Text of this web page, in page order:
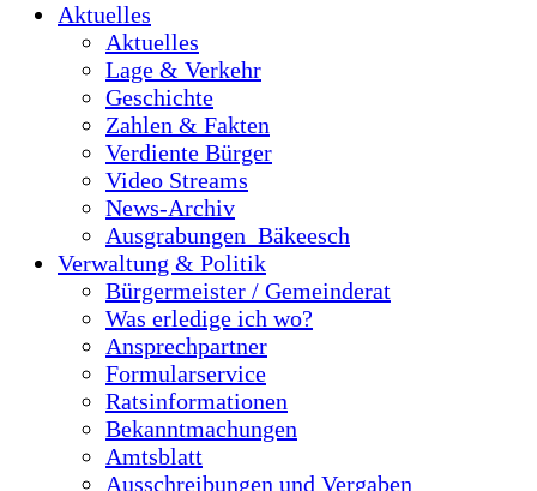
Aktuelles
Aktuelles
Lage & Verkehr
Geschichte
Zahlen & Fakten
Verdiente Bürger
Video Streams
News-Archiv
Ausgrabungen_Bäkeesch
Verwaltung & Politik
Bürgermeister / Gemeinderat
Was erledige ich wo?
Ansprechpartner
Formularservice
Ratsinformationen
Bekanntmachungen
Amtsblatt
Ausschreibungen und Vergaben